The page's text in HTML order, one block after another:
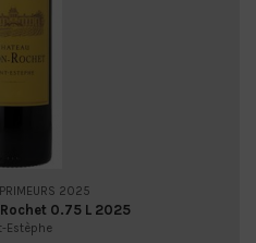
2025
0.75 L 2025
Estèphe